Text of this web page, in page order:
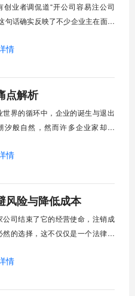
创业者调侃道“开公司容易注公司
句话确实反映了不少企业主在面对
琐、耗时数月的传统模式让不少人
的深入推进，企业注销领域也迎来
有的变革，以往那种“入市容易退
情
点解析
世界的循环中，企业的诞生与退出
汐般自然，然而许多企业家却发
销一家公司意味着漫长的等待、繁
度成为创业者们不愿直面的阴影。
来，随着“放管服”改革的深化，企业
情
风险与降低成本
公司结束了它的经营使命，注销成
然的选择，这不仅仅是一个法律程
司注销远比注册要复杂得多，它涉
操作，任何一个环节的疏忽都可能
情